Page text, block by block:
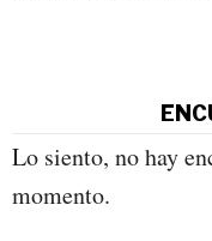
Lo siento, no hay
momento.